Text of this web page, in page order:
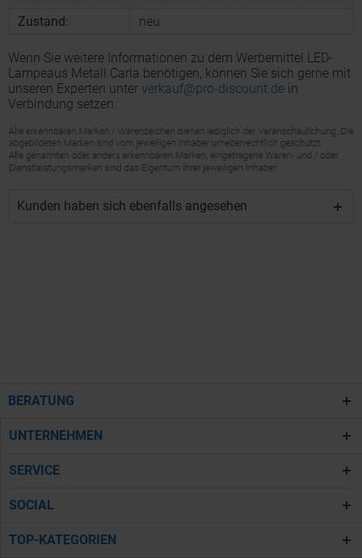
Zustand:
neu
Wenn Sie weitere Informationen zu dem Werbemittel LED-
Lampeaus Metall Carla benötigen, können Sie sich gerne mit
unseren Experten unter verkauf@pro-discount.de in
Verbindung setzen.
Kunden haben sich ebenfalls angesehen
BERATUNG
UNTERNEHMEN
SERVICE
SOCIAL
TOP-KATEGORIEN